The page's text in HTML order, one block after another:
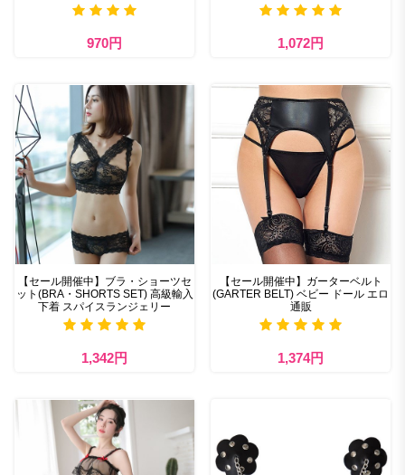
970円 1,072円
【セール開催中】ブラ・ショーツセ
ット(BRA・SHORTS SET) 高級輸入
下着 スパイスランジェリー
1,342円
【セール開催中】ガーターベルト
(GARTER BELT) ベビー ドール エロ
通販
1,374円